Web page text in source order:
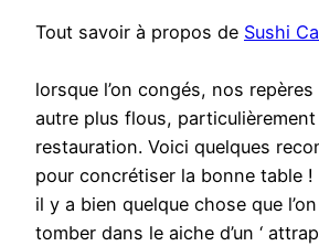
Tout savoir à propos de Sushi
lorsque l’on congés, nos
autre plus flous,
restauration. Voici quelques
pour concrétiser la bonne table !
il y a bien quelque chose que
tomber dans le aiche d’un ‘